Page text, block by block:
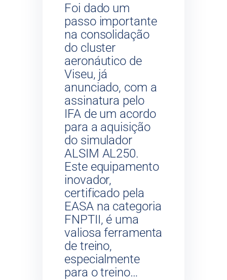
Foi dado um
passo importante
na consolidação
do cluster
aeronáutico de
Viseu, já
anunciado, com a
assinatura pelo
IFA de um acordo
para a aquisição
do simulador
ALSIM AL250.
Este equipamento
inovador,
certificado pela
EASA na categoria
FNPTII, é uma
valiosa ferramenta
de treino,
especialmente
para o treino…